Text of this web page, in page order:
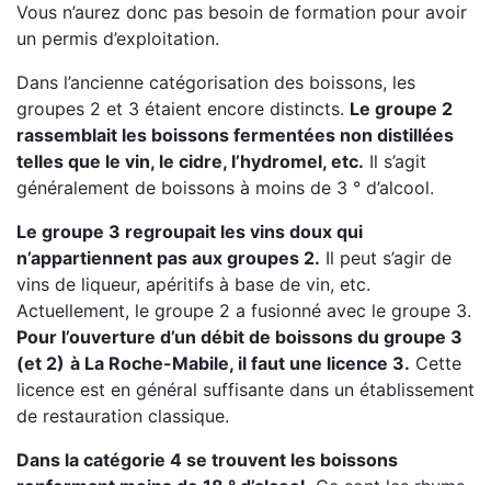
Vous n’aurez donc pas besoin de formation pour avoir
un permis d’exploitation.
Dans l’ancienne catégorisation des boissons, les
groupes 2 et 3 étaient encore distincts. Le groupe 2
rassemblait les boissons fermentées non distillées
telles que le vin, le cidre, l’hydromel, etc. Il s’agit
généralement de boissons à moins de 3 ° d’alcool.
Le groupe 3 regroupait les vins doux qui
n’appartiennent pas aux groupes 2. Il peut s’agir de
vins de liqueur, apéritifs à base de vin, etc.
Actuellement, le groupe 2 a fusionné avec le groupe 3.
Pour l’ouverture d’un débit de boissons du groupe 3
(et 2) à La Roche-Mabile, il faut une licence 3. Cette
licence est en général suffisante dans un établissement
de restauration classique.
Dans la catégorie 4 se trouvent les boissons